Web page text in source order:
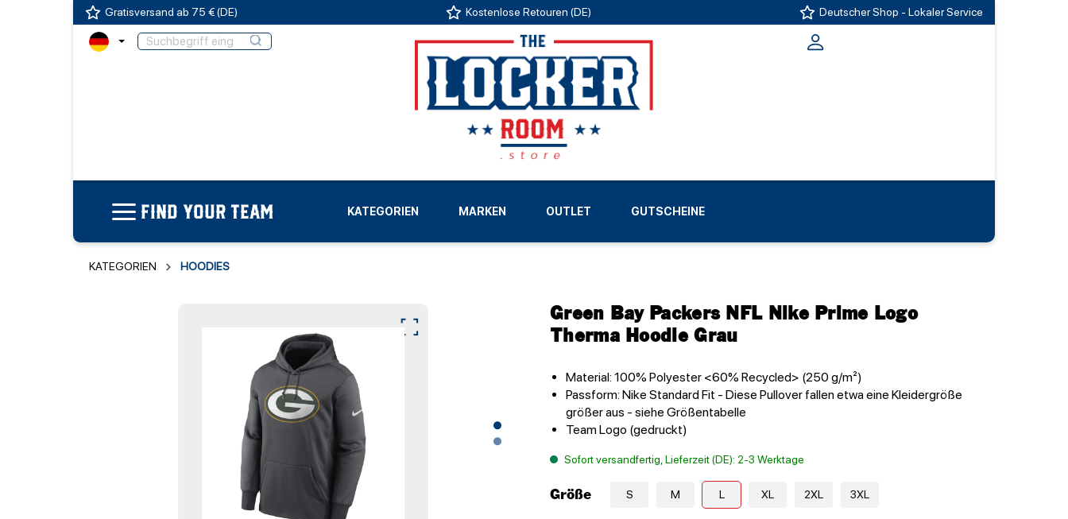
Gratisversand ab 75 € (DE) Kostenlose Retouren (DE) Deutscher Shop - Lokaler Service
FIND YOUR TEAM KATEGORIEN MARKEN
LIGEN
OUTLET GUTSCHEINE
KATEGORIEN HOODIES
Green Bay Packers NFL Nike Prime Logo
Therma Hoodie Grau
Material: 100% Polyester <60% Recycled> (250 g/m²)
Passform: Nike Standard Fit - Diese Pullover fallen etwa eine Kleidergröße
größer aus - siehe Größentabelle
Team Logo (gedruckt)
Sofort versandfertig, Lieferzeit (DE): 2-3 Werktage
Größe S M L XL 2XL 3XL